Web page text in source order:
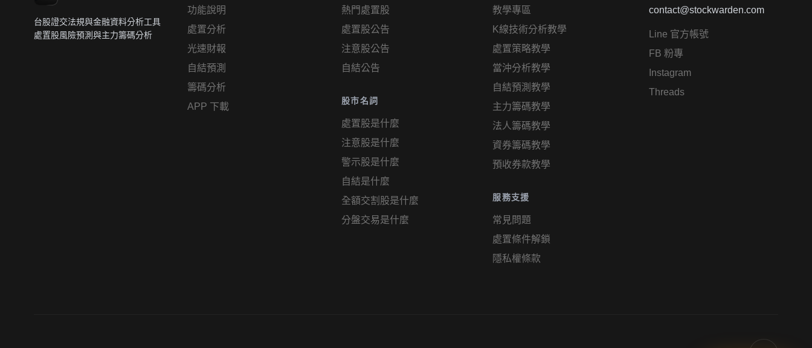
台股證交法規與金融資料分析工具
處置股風險預測與主力籌碼分析
功能說明
處置分析
光速財報
自結預測
籌碼分析
APP 下載
熱門處置股
處置股公告
注意股公告
自結公告
股市名詞
處置股是什麼
注意股是什麼
警示股是什麼
自結是什麼
全額交割股是什麼
分盤交易是什麼
教學專區
K線技術分析教學
處置策略教學
當沖分析教學
自結預測教學
主力籌碼教學
法人籌碼教學
資券籌碼教學
預收券款教學
服務支援
常見問題
處置條件解鎖
隱私權條款
contact@stockwarden.com
Line 官方帳號
FB 粉專
Instagram
Threads